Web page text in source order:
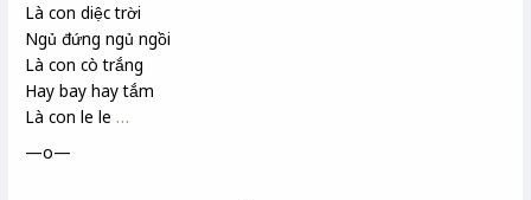
Là con diệc trời
Ngủ đứng ngủ ngồi
Là con cò trắng
Hay bay hay tắm
Là con le le …
—o—